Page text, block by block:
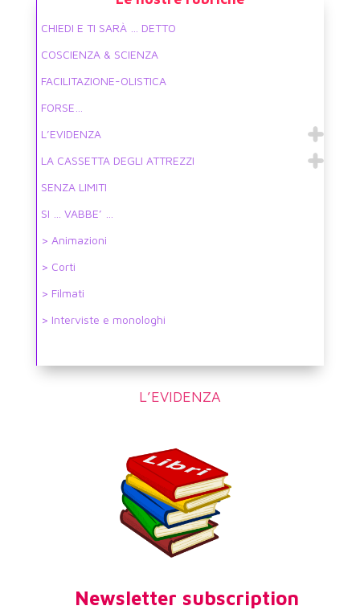
CHIEDI E TI SARÀ … DETTO
COSCIENZA & SCIENZA
FACILITAZIONE-OLISTICA
FORSE…
L’EVIDENZA
LA CASSETTA DEGLI ATTREZZI
SENZA LIMITI
SI … VABBE’ …
> Animazioni
> Corti
> Filmati
> Interviste e monologhi
L’EVIDENZA
Newsletter subscription